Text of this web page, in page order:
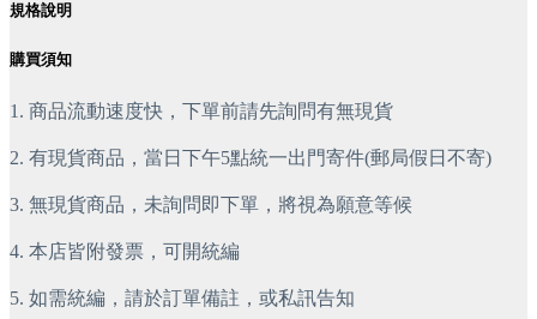
規格說明
購買須知
1. 商品流動速度快，下單前請先詢問有無現貨
2. 有現貨商品，當日下午5點統一出門寄件(郵局假日不寄)
3. 無現貨商品，未詢問即下單，將視為願意等候
4. 本店皆附發票，可開統編
5. 如需統編，請於訂單備註，或私訊告知